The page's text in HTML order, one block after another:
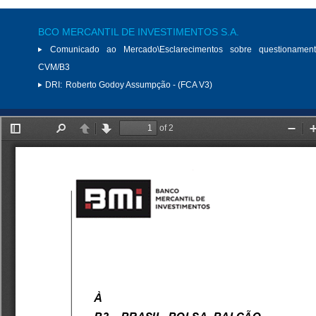
BCO MERCANTIL DE INVESTIMENTOS S.A.
Comunicado ao Mercado\Esclarecimentos sobre
CVM/B3
DRI: Roberto Godoy Assumpção - (FCA V3)